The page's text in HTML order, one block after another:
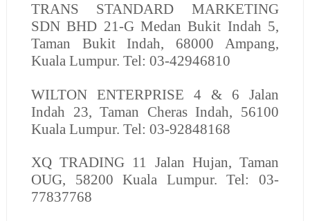
TRANS STANDARD MARKETING
SDN BHD 21-G Medan Bukit Indah 5,
Taman Bukit Indah, 68000 Ampang,
Kuala Lumpur. Tel: 03-42946810
WILTON ENTERPRISE 4 & 6 Jalan
Indah 23, Taman Cheras Indah, 56100
Kuala Lumpur. Tel: 03-92848168
XQ TRADING 11 Jalan Hujan, Taman
OUG, 58200 Kuala Lumpur. Tel: 03-
77837768